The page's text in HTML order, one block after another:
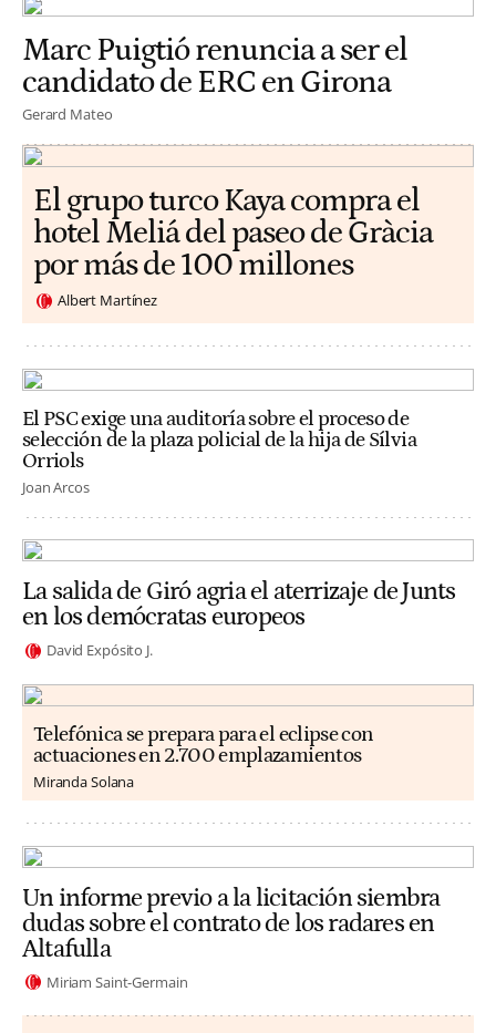
Marc Puigtió renuncia a ser el
candidato de ERC en Girona
Gerard Mateo
El grupo turco Kaya compra el
hotel Meliá del paseo de Gràcia
por más de 100 millones
Albert Martínez
El PSC exige una auditoría sobre el proceso de
selección de la plaza policial de la hija de Sílvia
Orriols
Joan Arcos
La salida de Giró agria el aterrizaje de Junts
en los demócratas europeos
David Expósito J.
Telefónica se prepara para el eclipse con
actuaciones en 2.700 emplazamientos
Miranda Solana
Un informe previo a la licitación siembra
dudas sobre el contrato de los radares en
Altafulla
Miriam Saint-Germain